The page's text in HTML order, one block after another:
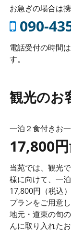
お急ぎの場合は
090-
電話受付の時間
す。
観光のお
一泊２食付きお
17,800円
当苑では、観光
様に向けて、一
17,800円（税込
プランをご用意し
地元・道東の旬
んに取り入れた